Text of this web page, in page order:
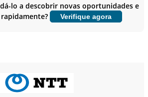
Personalizar agora
lo a descobrir novas oportunidades e
Verifique agora